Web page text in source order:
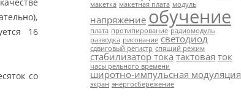
16
со
макетка макетная плата модуль
напряжение обучение
плата протипирование радиомодуль
разводка рисование светодиод
сдвиговый регистр спящий режим
стабилизатор тока тактовая ток
часы рельного времени
широтно-импульсная модуляция
экран энергосбережение